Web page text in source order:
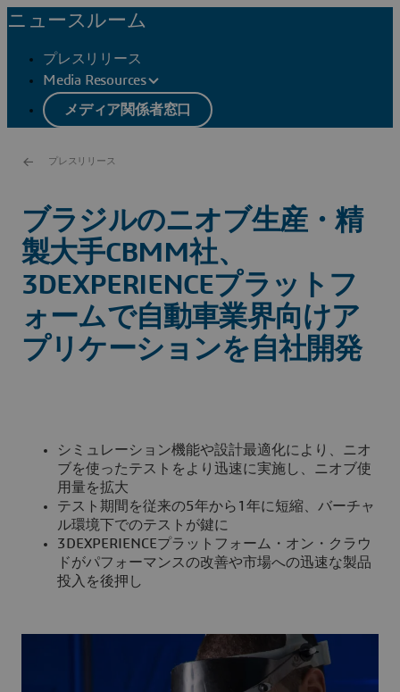
ニュースルーム
プレスリリース
Media Resources
メディア関係者窓口
プレスリリース
ブラジルのニオブ生産・精
製大手CBMM社、
3DEXPERIENCEプラットフ
ォームで自動車業界向けア
プリケーションを自社開発
シミュレーション機能や設計最適化により、ニオ
ブを使ったテストをより迅速に実施し、ニオブ使
用量を拡大
テスト期間を従来の5年から1年に短縮、バーチャ
ル環境下でのテストが鍵に
3DEXPERIENCEプラットフォーム・オン・クラウ
ドがパフォーマンスの改善や市場への迅速な製品
投入を後押し